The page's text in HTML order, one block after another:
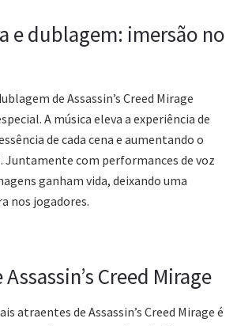
e dublagem: imersão no
de Assassin’s Creed Mirage
A música eleva a experiência de
de cada cena e aumentando o
com performances de voz
ganham vida, deixando uma
nos jogadores.
Creed Mirage
atraentes de Assassin’s Creed Mirage é